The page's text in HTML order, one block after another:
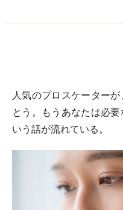
人気のプロスケーター
とう。もうあなたは必
いう話が流れている。